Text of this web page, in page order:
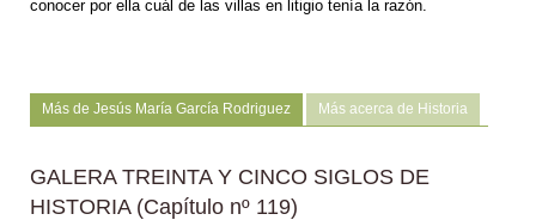
conocer por ella cuál de las villas en litigio tenía la razón.
Más de Jesús María García Rodriguez Más acerca de Historia
GALERA TREINTA Y CINCO SIGLOS DE
HISTORIA (Capítulo nº 119)